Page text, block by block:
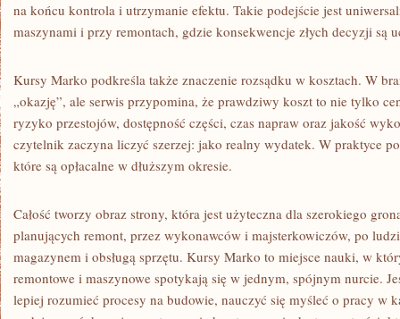
na końcu kontrola i utrzymanie efektu. Takie podejście jest
maszynami i przy remontach, gdzie konsekwencje złych decyzji są
Kursy Marko podkreśla także znaczenie rozsądku w kosztach. W
„okazję”, ale serwis przypomina, że prawdziwy koszt to nie tylko
ryzyko przestojów, dostępność części, czas napraw oraz jakość
czytelnik zaczyna liczyć szerzej: jako realny wydatek. W praktyce
które są opłacalne w dłuższym okresie.
Całość tworzy obraz strony, która jest użyteczna dla szerokiego
planujących remont, przez wykonawców i majsterkowiczów, po
magazynem i obsługą sprzętu. Kursy Marko to miejsce nauki, w
remontowe i maszynowe spotykają się w jednym, spójnym nurcie.
lepiej rozumieć procesy na budowie, nauczyć się myśleć o pracy w